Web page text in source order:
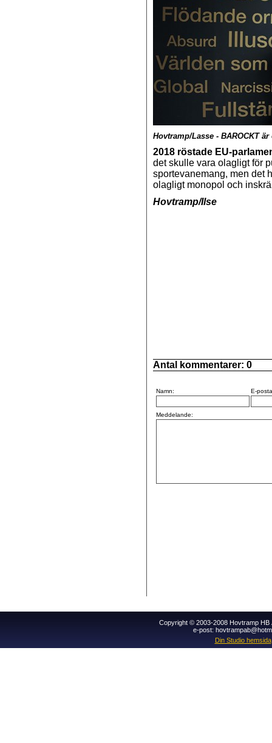
Hovtramp/Lasse - BAROCKT
2018 röstade EU-
det skulle vara olagligt för
sportevanemang, men det
olagligt monopol och
Hovtramp/Ilse
Antal kommentarer: 0
Namn: E-
Meddelande:
Copyright © 2003-2008 Hovtramp HB
e-post:
Din Studio hemsida